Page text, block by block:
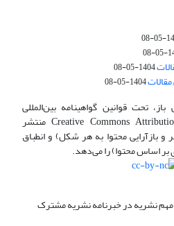
1404-05-08
1404-05-08
تحت قوانین گواهینامه بین‌المللی
Creative Commons Attribution 4.0 International License منتشر
بازآرایی محتوا به هر شکل) و انطباق
بر اساس محتوا) را می‌دهد.
مهم نشریه در خبرنامه نشریه مشترک